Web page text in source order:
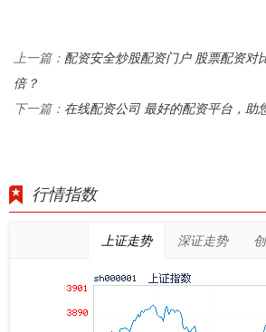
上一篇： 配资安全炒股配资门户 股票配资对
倍？
下一篇： 在线配资公司 最好的配资平台，助
行情指数
上证走势 深证走势